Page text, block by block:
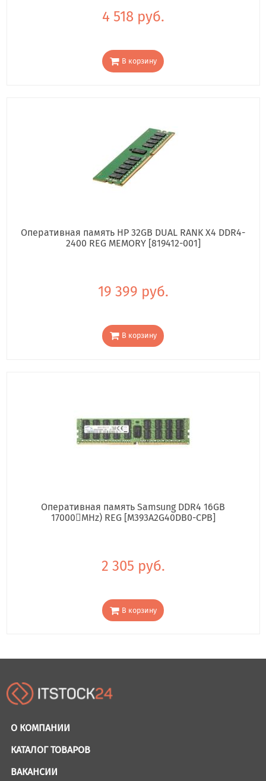
4 518 руб.
В корзину
Оперативная память HP 32GB DUAL RANK X4 DDR4-
2400 REG MEMORY [819412-001]
19 399 руб.
В корзину
Оперативная память Samsung DDR4 16GB
17000񢋕MHz) REG [M393A2G40DB0-CPB]
2 305 руб.
В корзину
О КОМПАНИИ
КАТАЛОГ ТОВАРОВ
ВАКАНСИИ